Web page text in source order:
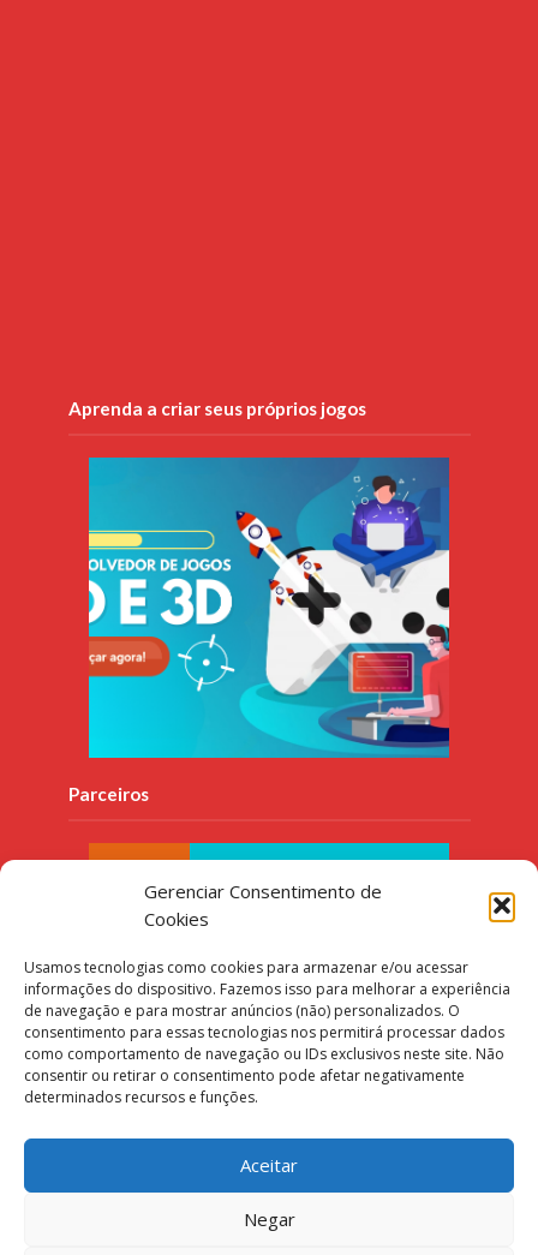
Gerenciar Consentimento de
Cookies
Usamos tecnologias como cookies para armazenar e/ou acessar
informações do dispositivo. Fazemos isso para melhorar a experiência
de navegação e para mostrar anúncios (não) personalizados. O
consentimento para essas tecnologias nos permitirá processar dados
como comportamento de navegação ou IDs exclusivos neste site. Não
consentir ou retirar o consentimento pode afetar negativamente
determinados recursos e funções.
Aceitar
Negar
Aprenda a criar seus próprios jogos
Parceiros